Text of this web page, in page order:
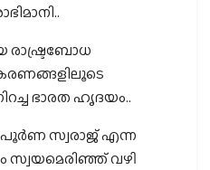
രാഷ്ട്രബോധ
ഭാരത ഹൃദയം..
സ്വരാജ് എന്ന
സ്വയമെരിഞ്ഞ് വഴി